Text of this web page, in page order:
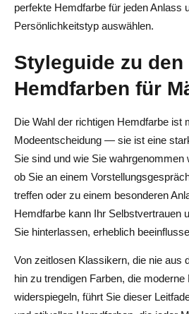
perfekte Hemdfarbe für jeden Anlass
Persönlichkeitstyp auswählen.
Styleguide zu den
Hemdfarben für
Die Wahl der richtigen Hemdfarbe ist
Modeentscheidung — sie ist eine
Sie sind und wie Sie wahrgenommen
ob Sie an einem
treffen oder zu einem besonderen
Hemdfarbe kann Ihr Selbstvertrauen
Sie hinterlassen, erheblich
Von zeitlosen Klassikern, die nie aus
hin zu trendigen Farben, die moderne
widerspiegeln, führt Sie dieser